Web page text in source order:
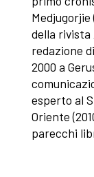
della rivista
redazione
2000 a
esperto al
Oriente
parecchi